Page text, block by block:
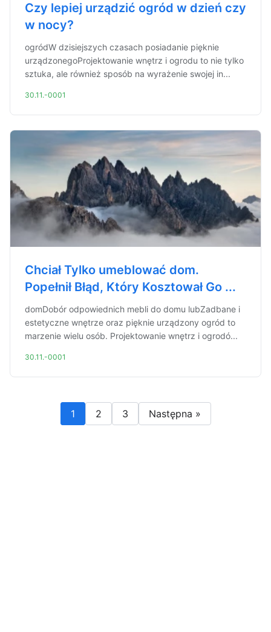
Czy lepiej urządzić ogród w dzień czy
w nocy?
ogródW dzisiejszych czasach posiadanie pięknie
urządzonegoProjektowanie wnętrz i ogrodu to nie tylko
sztuka, ale również sposób na wyrażenie swojej in...
30.11.-0001
Chciał Tylko umeblować dom.
Popełnił Błąd, Który Kosztował Go ...
domDobór odpowiednich mebli do domu lubZadbane i
estetyczne wnętrze oraz pięknie urządzony ogród to
marzenie wielu osób. Projektowanie wnętrz i ogrodó...
30.11.-0001
1 2 3 Następna »